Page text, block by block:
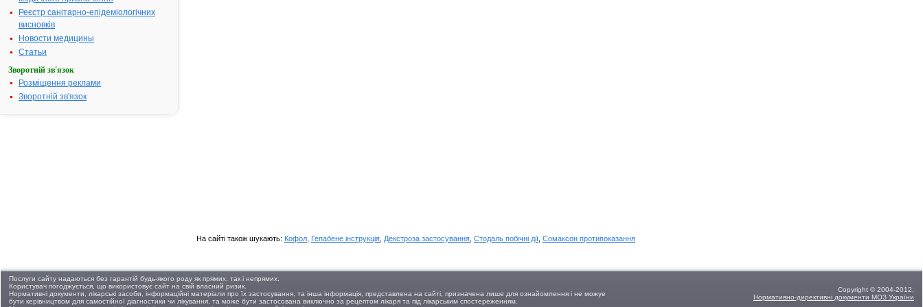
Реєстр санітарно-епідеміологічних
висновків
Новости медицины
Статьи
Зворотній зв'язок
Розміщення реклами
Зворотній зв'язок
На сайті також шукають: Кофол Гепабене інструкція Декстроза застосування Стодаль побічні дії Сомаксон протипоказання
Послуги сайту надаються без гарантій будь-якого роду як прямих, так і непрямих.
Користувач погоджується, що використовує сайт на свій власний ризик.
Нормативні документи, лікарські засоби, інформаційні матеріали про їх застосування, та інша інформація, представлена на сайті, призначена лише для ознайомлення і не можуе
бути керівництвом для самостійної діагностики чи лікування, та може бути застосована виключно за рецептом лікаря та під лікарським спостереженням.
Copyright © 2004-2012,
Нормативно-директивні документи МОЗ України